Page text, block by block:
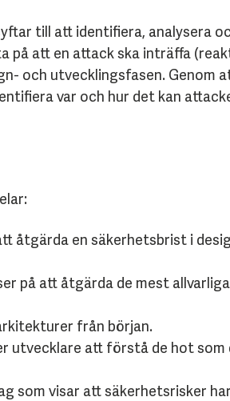
till att identifiera, analysera
att en attack ska inträffa
och utvecklingsfasen. Genom
var och hur det kan
åtgärda en säkerhetsbrist i
på att åtgärda de mest
från början.
utvecklare att förstå de hot som
som visar att säkerhetsrisker